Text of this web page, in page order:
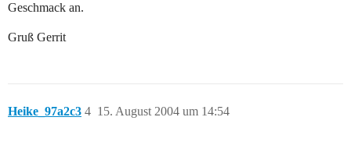
Geschmack an.
Gruß Gerrit
Heike_97a2c3 15. August 2004 um 14:54
4